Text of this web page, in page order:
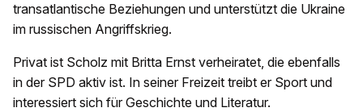
transatlantische Beziehungen und unterstützt die Ukraine
im russischen Angriffskrieg.
Privat ist Scholz mit Britta Ernst verheiratet, die ebenfalls
in der SPD aktiv ist. In seiner Freizeit treibt er Sport und
interessiert sich für Geschichte und Literatur.